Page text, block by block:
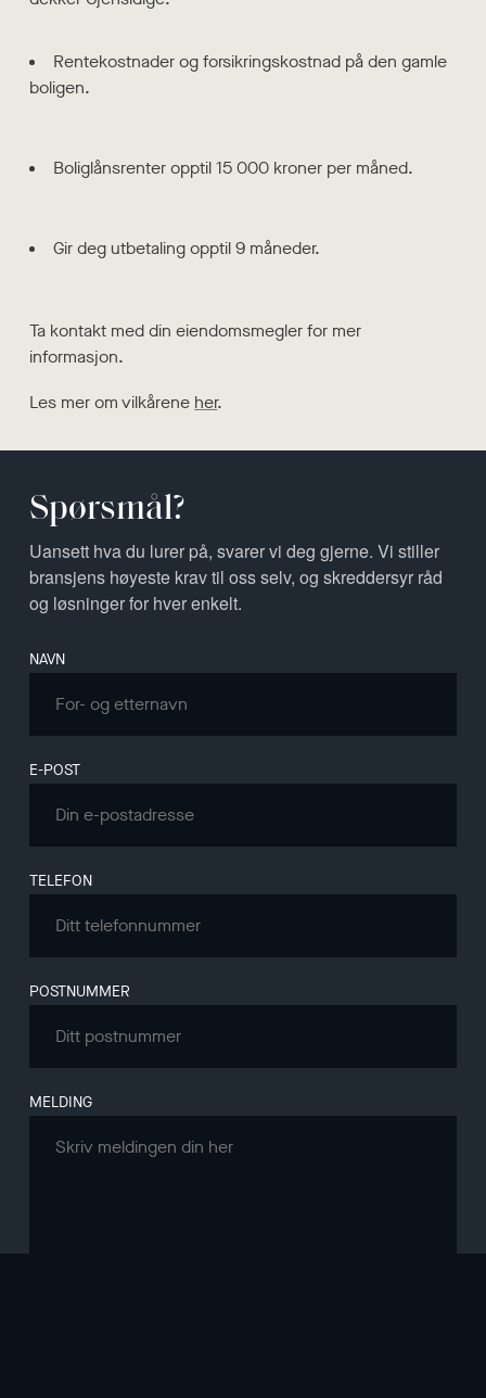
Rentekostnader og forsikringskostnad på den gamle
boligen.
Boliglånsrenter opptil 15 000 kroner per måned.
Gir deg utbetaling opptil 9 måneder.
Ta kontakt med din eiendomsmegler for mer
informasjon.
Les mer om vilkårene her.
Spørsmål?
Uansett hva du lurer på, svarer vi deg gjerne. Vi stiller
bransjens høyeste krav til oss selv, og skreddersyr råd
og løsninger for hver enkelt.
Leave
this
field
NAVN
E-POST
TELEFON
POSTNUMMER
MELDING